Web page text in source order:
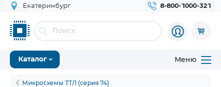
Екатеринбург 8-800-1000-321
Каталог Меню
Микросхемы ТТЛ (серия 74)